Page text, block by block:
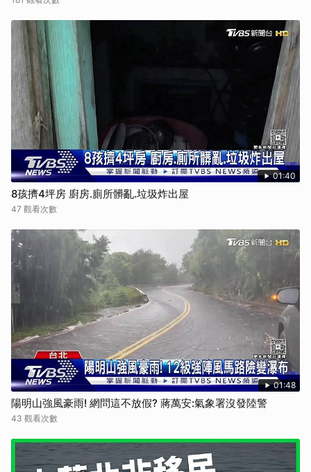
01:40
8孩擠4坪房 廚房.廁所髒亂.垃圾炸出屋
47 觀看次數
01:48
陽明山強風豪雨! 網問這不放假? 蔣萬安:氣象署沒發陸警
43 觀看次數